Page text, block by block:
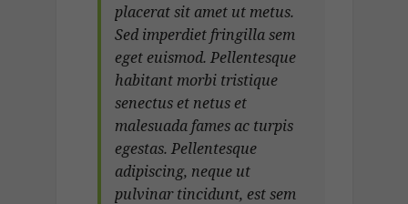
placerat sit amet ut metus.
Sed imperdiet fringilla sem
eget euismod. Pellentesque
habitant morbi tristique
senectus et netus et
malesuada fames ac turpis
egestas. Pellentesque
adipiscing, neque ut
pulvinar tincidunt, est sem